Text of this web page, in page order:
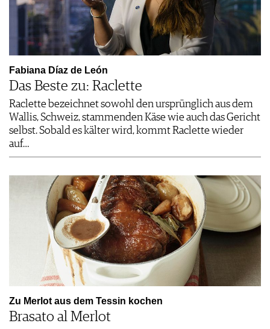
Fabiana Díaz de León
Das Beste zu: Raclette
Raclette bezeichnet sowohl den ursprünglich aus dem
Wallis, Schweiz, stammenden Käse wie auch das Gericht
selbst. Sobald es kälter wird, kommt Raclette wieder
auf…
Zu Merlot aus dem Tessin kochen
Brasato al Merlot